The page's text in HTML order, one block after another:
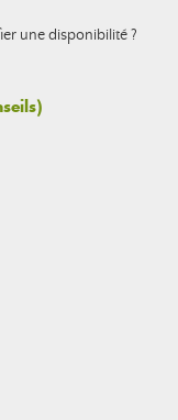
une disponibilité ?